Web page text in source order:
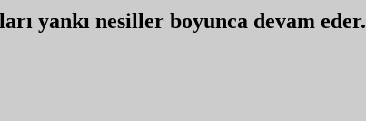
yankı nesiller boyunca devam eder.